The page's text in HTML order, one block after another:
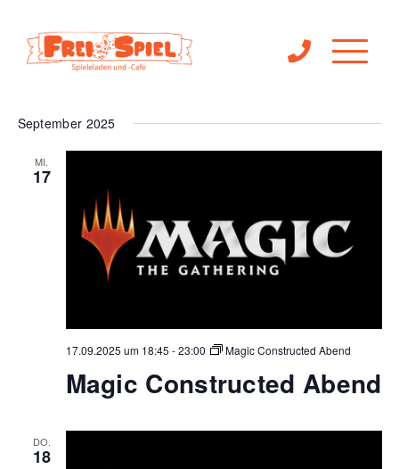
Suche
und
17.09.2025 - 13.10.2025
September 2025
MI.
17
17.09.2025 um 18:45 -23:00 Magic Constructed Abend
Magic Constructed Abend
DO.
18